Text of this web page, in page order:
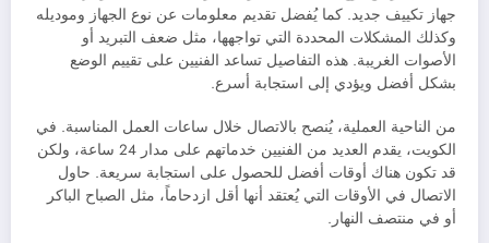
جهاز تكييف جديد. كما يُفضل تقديم معلومات عن نوع الجهاز وموديله
وكذلك المشكلات المحددة التي تواجهها، مثل ضعف التبريد أو
الأصوات الغريبة. هذه التفاصيل تساعد الفنيين على تقييم الوضع
بشكل أفضل ويؤدي إلى استجابة أسرع.
من الناحية العملية، يُنصح بالاتصال خلال ساعات العمل المناسبة. في
الكويت، يقدم العديد من الفنيين خدماتهم على مدار 24 ساعة، ولكن
قد تكون هناك أوقات أفضل للحصول على استجابة سريعة. حاول
الاتصال في الأوقات التي يُعتقد أنها أقل ازدحاماً، مثل الصباح الباكر
أو في منتصف النهار.